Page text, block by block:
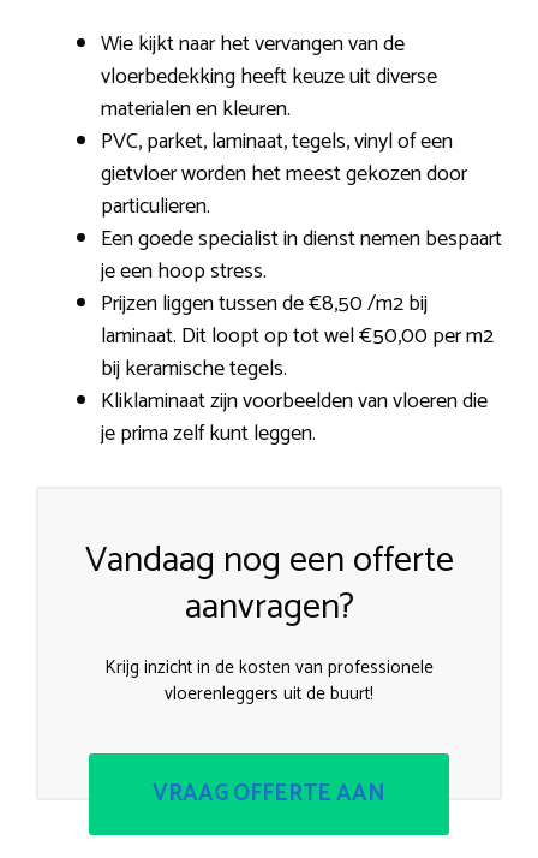
Wie kijkt naar het vervangen van de
vloerbedekking heeft keuze uit diverse
materialen en kleuren.
PVC, parket, laminaat, tegels, vinyl of een
gietvloer worden het meest gekozen door
particulieren.
Een goede specialist in dienst nemen bespaart
je een hoop stress.
Prijzen liggen tussen de €8,50 /m2 bij
laminaat. Dit loopt op tot wel €50,00 per m2
bij keramische tegels.
Kliklaminaat zijn voorbeelden van vloeren die
je prima zelf kunt leggen.
Vandaag nog een offerte
aanvragen?
Krijg inzicht in de kosten van professionele
vloerenleggers uit de buurt!
VRAAG OFFERTE AAN